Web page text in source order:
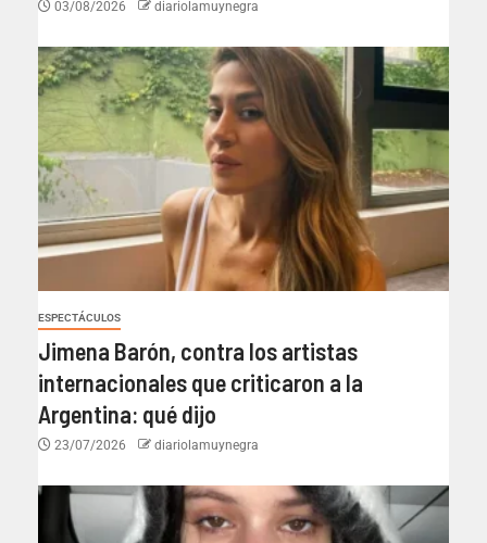
03/08/2026 diariolamuynegra
ESPECTÁCULOS
Jimena Barón, contra los artistas
internacionales que criticaron a la
Argentina: qué dijo
23/07/2026 diariolamuynegra